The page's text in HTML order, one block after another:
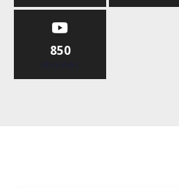
850
Abonnés